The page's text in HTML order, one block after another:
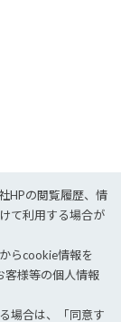
リシー
HPの閲覧履歴、情
て利⽤する場合が
らcookie情報を
客様等の個⼈情報
場合は、「同意す